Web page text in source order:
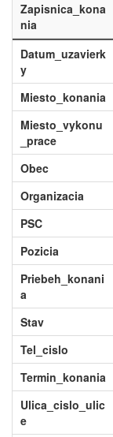
Zapisnica_kona
nia
Datum_uzavierk
y
Miesto_konania
Miesto_vykonu
_prace
Obec
Organizacia
PSC
Pozicia
Priebeh_konani
a
Stav
Tel_cislo
Termin_konania
Ulica_cislo_ulic
e